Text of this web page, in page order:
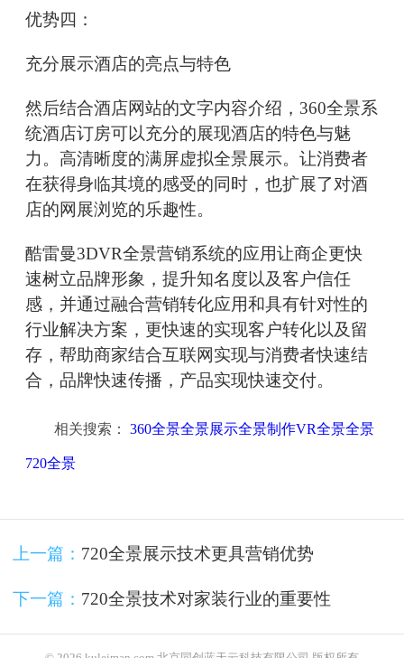
优势四：
充分展示酒店的亮点与特色
然后结合酒店网站的文字内容介绍，360全景系
统酒店订房可以充分的展现酒店的特色与魅
力。高清晰度的满屏虚拟全景展示。让消费者
在获得身临其境的感受的同时，也扩展了对酒
店的网展浏览的乐趣性。
酷雷曼3DVR全景营销系统的应用让商企更快
速树立品牌形象，提升知名度以及客户信任
感，并通过融合营销转化应用和具有针对性的
行业解决方案，更快速的实现客户转化以及留
存，帮助商家结合互联网实现与消费者快速结
合，品牌快速传播，产品实现快速交付。
相关搜索： 360全景全景展示全景制作VR全景全景
720全景
上一篇： 720全景展示技术更具营销优势
下一篇： 720全景技术对家装行业的重要性